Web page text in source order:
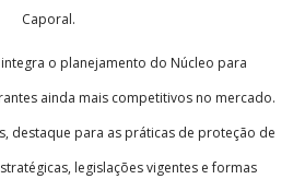
Caporal.
o planejamento do Núcleo para
ainda mais competitivos no mercado.
destaque para as práticas de proteção de
legislações vigentes e formas